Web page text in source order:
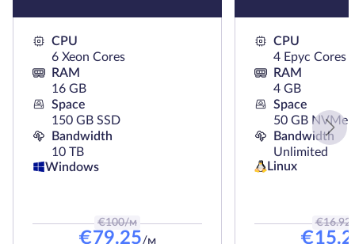
CPU
6 Xeon Cores
RAM
16 GB
Space
150 GB SSD
Bandwidth
10 TB
Windows
€100/м
€79.25/м
CPU
4 Epyc Cores
RAM
4 GB
Space
50 GB NVMe
Bandwidth
Unlimited
Linux
€16.92
€